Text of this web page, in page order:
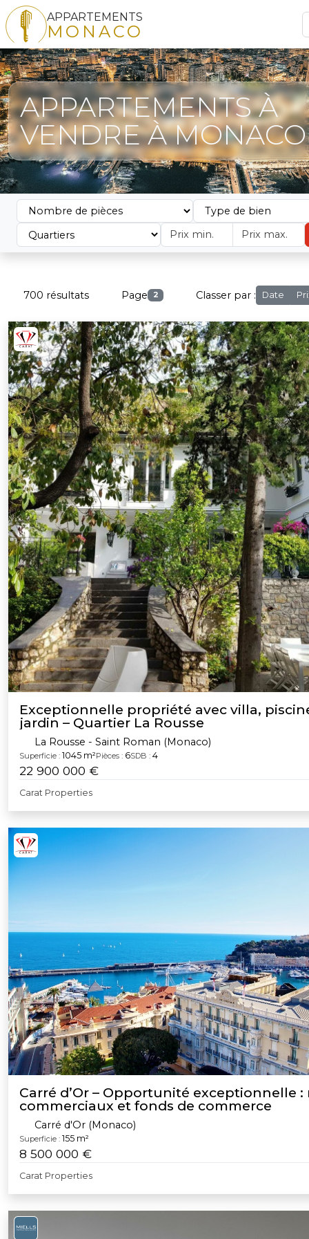
APPARTEMENTS
MONACO
APPARTEMENTS À
VENDRE À MONACO
700 résultats Page 2 Classer par : Date
Exceptionnelle propriété avec villa,
jardin – Quartier La Rousse
La Rousse - Saint Roman (Monaco)
Superficie : 1045 m²Pièces : 6SDB : 4
22 900 000 €
Carat Properties
Carré d’Or – Opportunité exceptionnelle :
commerciaux et fonds de commerce
Carré d'Or (Monaco)
Superficie : 155 m²
8 500 000 €
Carat Properties